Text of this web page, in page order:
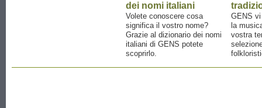
dei nomi italiani
Volete conoscere cosa
significa il vostro nome?
Grazie al dizionario dei nomi
italiani di GENS potete
scoprirlo.
GENS
la
vostra